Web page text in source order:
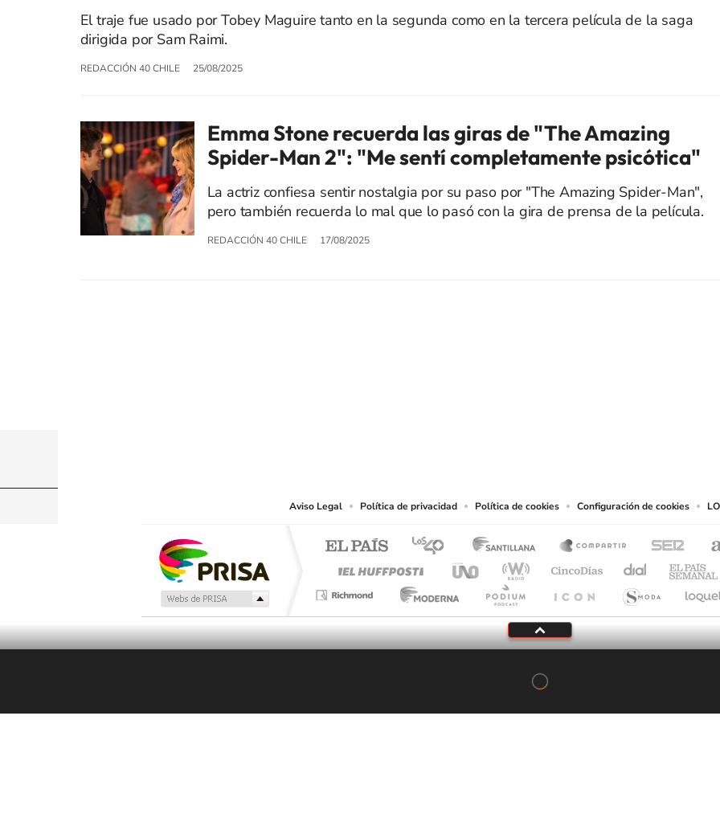
El traje fue usado por Tobey Maguire tanto en la segunda como en la tercera película de la saga
dirigida por Sam Raimi.
REDACCIÓN 40 CHILE 25/08/2025
Emma Stone recuerda las giras de "The Amazing
Spider-Man 2": "Me sentí completamente psicótica"
La actriz confiesa sentir nostalgia por su paso por "The Amazing Spider-Man",
pero también recuerda lo mal que lo pasó con la gira de prensa de la película.
REDACCIÓN 40 CHILE 17/08/2025
Aviso Legal Política de privacidad Política de cookies Configuración de cookies